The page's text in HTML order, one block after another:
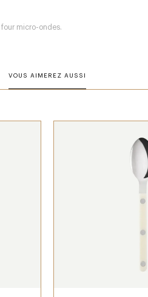
four micro-ondes.
VOUS AIMEREZ AUSSI